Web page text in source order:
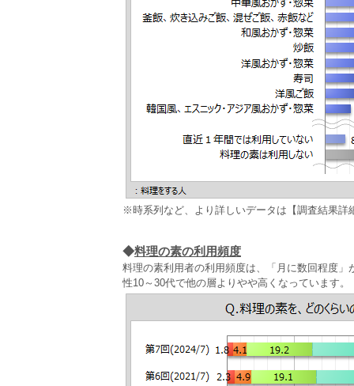
※時系列など、より詳しいデータは【調査結果詳
◆料理の素の利用頻度
料理の素利用者の利用頻度は、「月に数回程度
性10～30代で他の層よりやや高くなっています。